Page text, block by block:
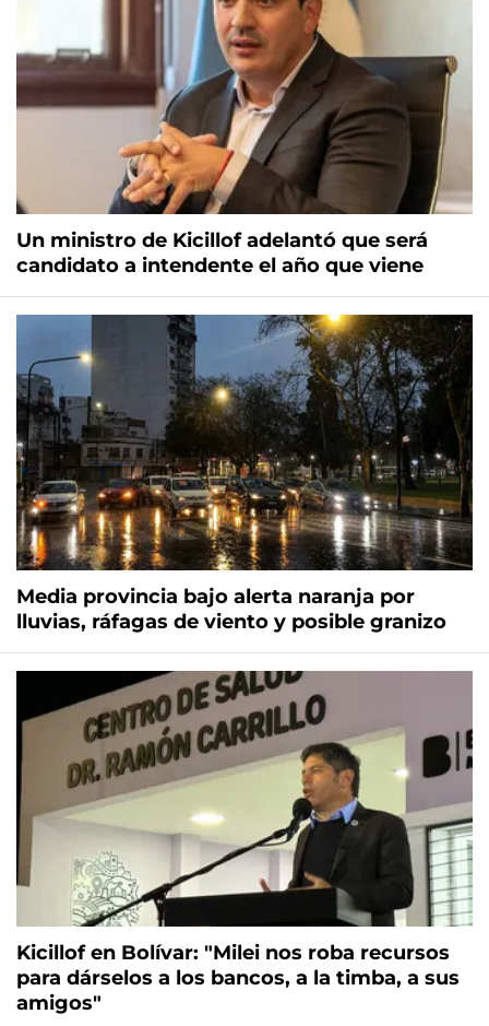
Un ministro de Kicillof adelantó que será
candidato a intendente el año que viene
Media provincia bajo alerta naranja por
lluvias, ráfagas de viento y posible granizo
Kicillof en Bolívar: "Milei nos roba recursos
para dárselos a los bancos, a la timba, a sus
amigos"